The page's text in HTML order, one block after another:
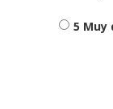
5 Muy